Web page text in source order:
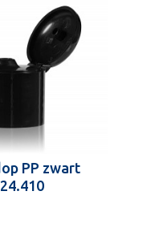
PP zwart
24.410